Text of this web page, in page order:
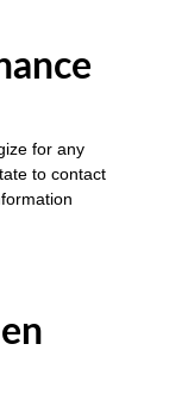
for any
to contact